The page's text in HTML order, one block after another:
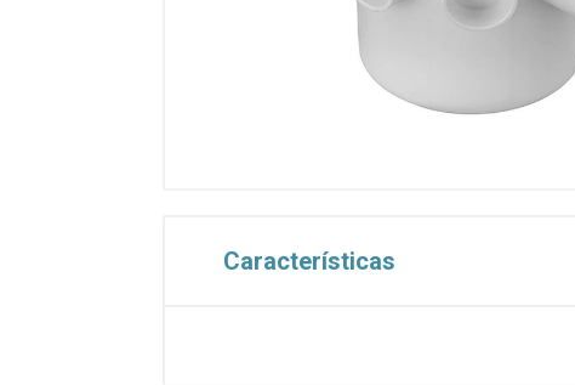
Características